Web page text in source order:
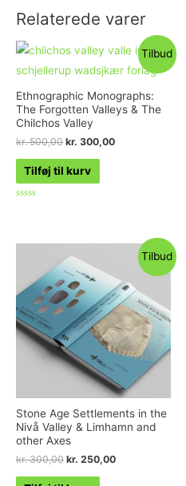
Relaterede varer
Tilbud
Ethnographic Monographs:
The Forgotten Valleys & The
Chilchos Valley
kr.500,00 kr. 300,00
Tilføj til kurv
5
Tilbud
Stone Age Settlements in the
Nivå Valley & Limhamn and
other Axes
kr.300,00 kr. 250,00